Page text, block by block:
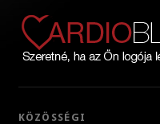
KÖZÖSSÉGI